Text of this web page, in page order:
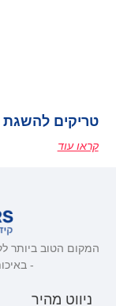
טריקים להשגת
קראו עוד
המקום הטוב ביותר
-
ניווט מהיר